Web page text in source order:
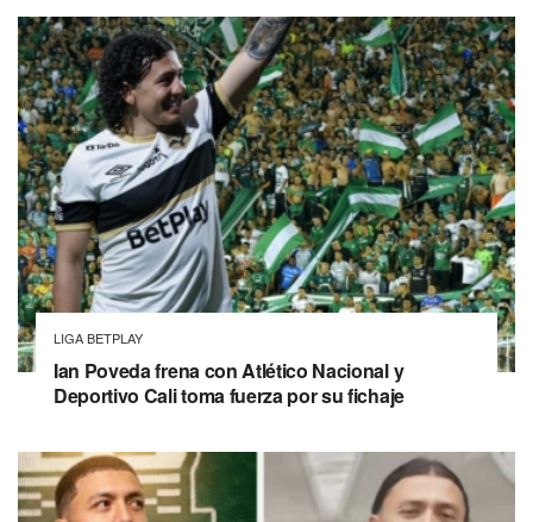
LIGA BETPLAY
Ian Poveda frena con Atlético Nacional y
Deportivo Cali toma fuerza por su fichaje